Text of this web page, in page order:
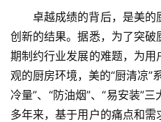
卓越成绩的背后，是美的
创新的结果。据悉，为了突
期制约行业发展的难题，为
观的厨房环境，美的“厨清凉”
冷量”、“防油烟”、“易安装”
多年来，基于用户的痛点和